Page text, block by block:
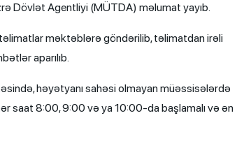
Dövlət Agentliyi (MÜTDA) məlumat yayıb.
məktəblərə göndərilib, təlimatdan irəli
aparılıb.
həyətyanı sahəsi olmayan müəssisələrdə
saat 8:00, 9:00 və ya 10:00-da başlamalı və ən